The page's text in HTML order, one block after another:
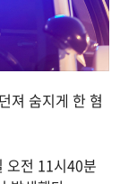
져 숨지게 한 혐
오전 11시40분